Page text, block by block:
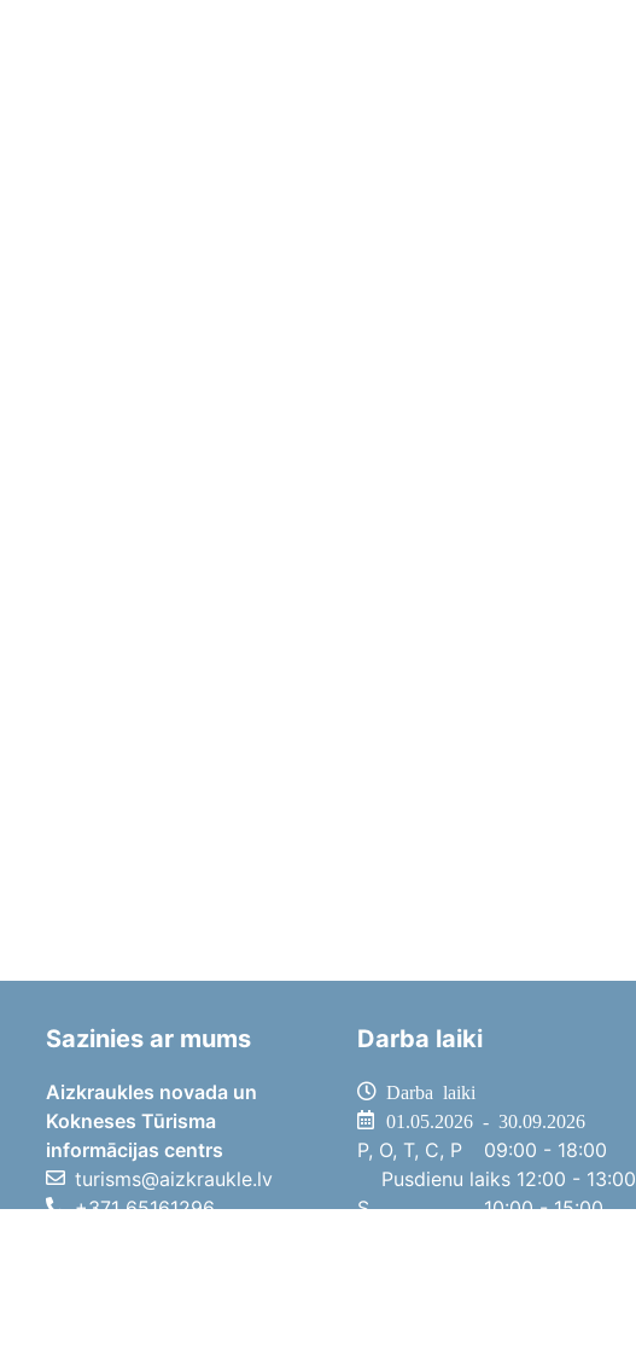
Sazinies ar mums
Aizkraukles novada un
Kokneses Tūrisma
informācijas centrs
turisms@aizkraukle.lv
+371 65161296
Darba laiki
Darba laiki
01.05.2026 - 30.09.2026
P, O, T, C, P
09:00 - 18:00
Pusdienu laiks 12:00 - 13:00
S
10:00 - 15:00